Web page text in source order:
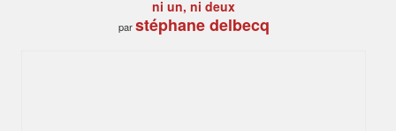
ni un, ni deux
parstéphane delbecq